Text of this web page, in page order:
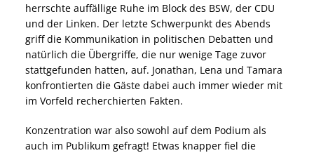
herrschte auffällige Ruhe im Block des BSW, der CDU
und der Linken. Der letzte Schwerpunkt des Abends
griff die Kommunikation in politischen Debatten und
natürlich die Übergriffe, die nur wenige Tage zuvor
stattgefunden hatten, auf. Jonathan, Lena und Tamara
konfrontierten die Gäste dabei auch immer wieder mit
im Vorfeld recherchierten Fakten.
Konzentration war also sowohl auf dem Podium als
auch im Publikum gefragt! Etwas knapper fiel die